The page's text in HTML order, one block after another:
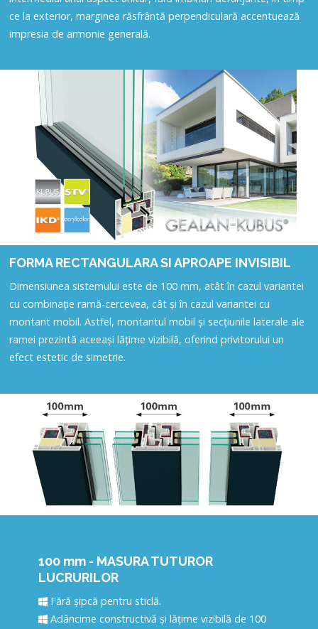
ce la exterior, marginea răsfrântă perpendiculară accentuează
impresia de armonie generală.
FORMA RECTANGULARA SI APROAPE INVISIBIL
Dimensiunea sistemului este de 100 mm, atât în cazul variantei
cu combinație ramă-cercevea, cât și în cazul variantei cu
montant mobil. Astfel, montantul mobil și secțiunile laterale ale
ramei prezintă aceeași lățime vizibilă, oferind privitorului un
efect estetic de simetrie.
100 mm - MASURA TUTUROR
LUCRURILOR
Fără șipcă pentru sticlă.
Adâncime constructivă și lățime vizibilă de 100